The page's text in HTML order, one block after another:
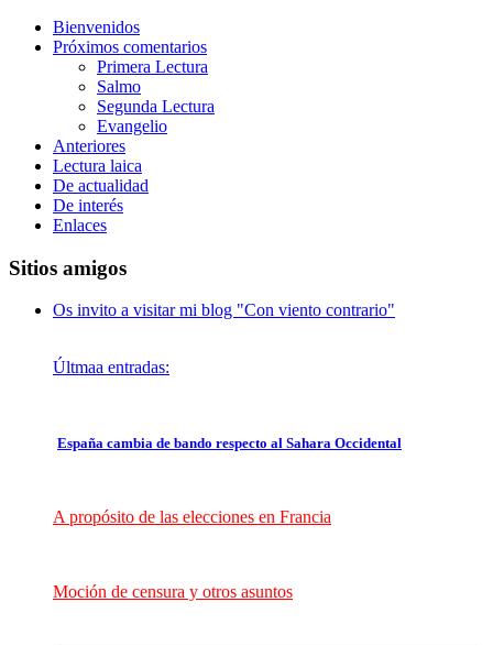
Bienvenidos
Próximos comentarios
Primera Lectura
Salmo
Segunda Lectura
Evangelio
Anteriores
Lectura laica
De actualidad
De interés
Enlaces
Sitios amigos
Os invito a visitar mi blog "Con viento contrario"
Últmaa entradas:
España cambia de bando respecto al Sahara Occidental
A propósito de las elecciones en Francia
Moción de censura y otros asuntos